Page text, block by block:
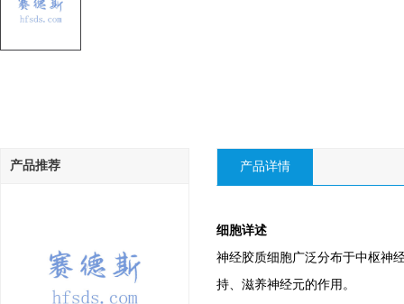
产品推荐 产品详情
细胞详述
神经胶质细胞广泛分布于中枢神
持、滋养神经元的作用。